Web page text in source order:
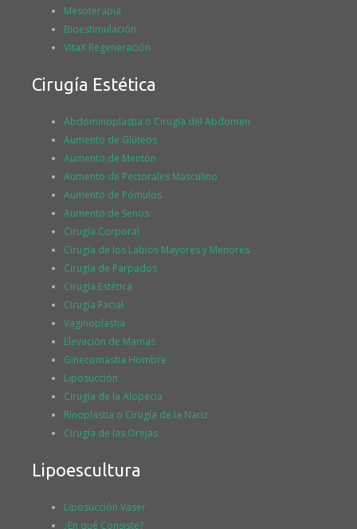
Mesoterapia
Bioestimulación
VitaX Regeneración
Cirugía Estética
Abdominoplastia o Cirugía del Abdomen
Aumento de Glúteos
Aumento de Mentón
Aumento de Pectorales Masculino
Aumento de Pómulos
Aumento de Senos
Cirugía Corporal
Cirugía de los Labios Mayores y Menores
Cirugía de Parpados
Cirugía Estética
Cirugía Facial
Vaginoplastia
Elevación de Mamas
Ginecomastia Hombre
Liposucción
Cirugía de la Alopecia
Rinoplastia o Cirugía de la Nariz
Cirugía de las Orejas
Lipoescultura
Liposucción Vaser
¿En qué Consiste?